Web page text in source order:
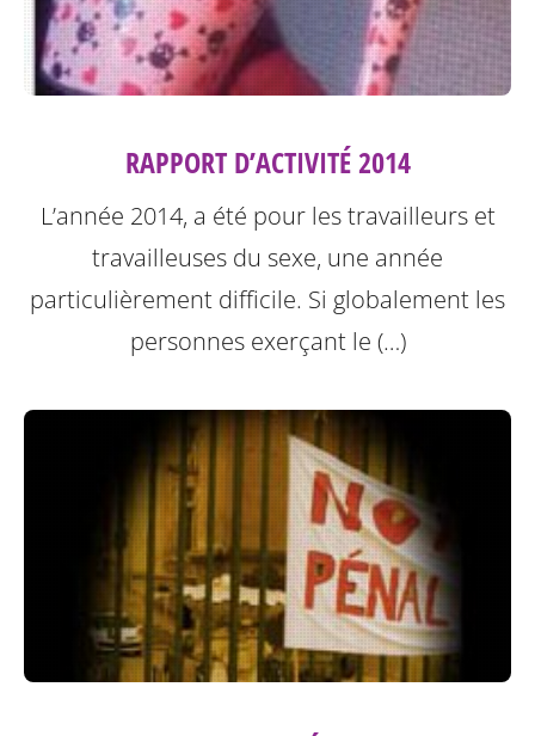
RAPPORT D’ACTIVITÉ 2014
L’année 2014, a été pour les travailleurs et
travailleuses du sexe, une année
particulièrement difficile. Si globalement les
personnes exerçant le (…)